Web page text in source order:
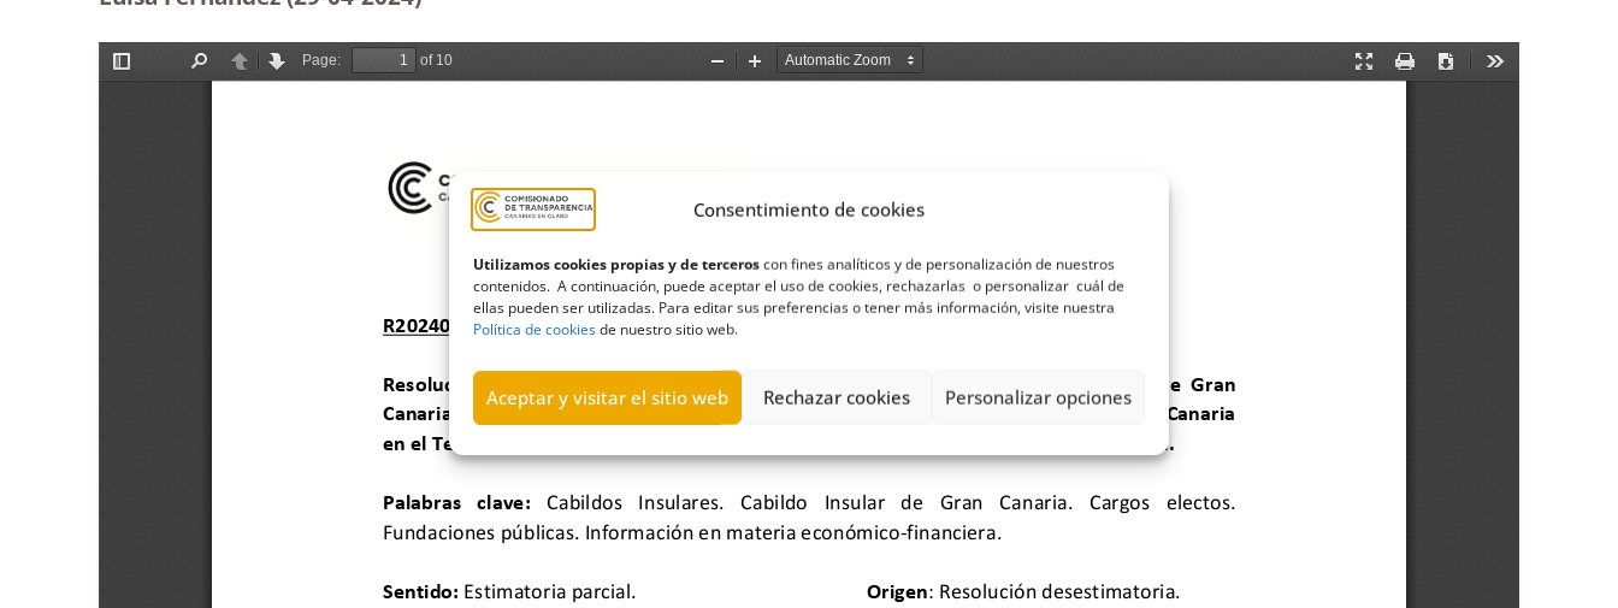
Consentimiento de cookies
Utilizamos cookies propias y de terceroscon fines analíticos y de personalización de nuestros
contenidos. A continuación, puede aceptar el uso de cookies, rechazarlas o personalizar cuál de
ellas pueden ser utilizadas. Para editar sus preferencias o tener más información, visite nuestra
Política de cookiesde nuestro sitio web.
Aceptar y visitar el sitio web Rechazar cookies Personalizar opciones